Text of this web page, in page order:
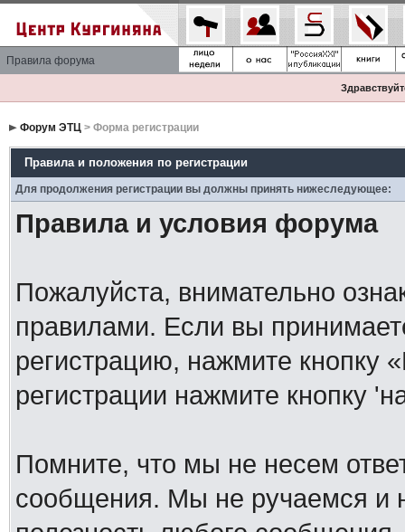
Правила форума
Форум ЭТЦ> Форма регистрации
Правила и положения по регистрации
Для продолжения регистрации вы должны принять нижеследующее:
Правила и условия форума
Пожалуйста, внимательно
правилами. Если вы
регистрацию, нажмите кнопку
регистрации нажмите кнопку
Помните, что мы не несем
сообщения. Мы не ручаемся и